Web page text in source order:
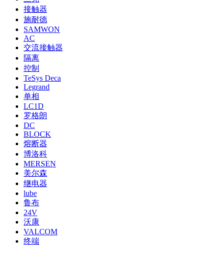
接触器
施耐德
SAMWON
AC
交流接触器
隔离
控制
TeSys Deca
Legrand
单相
LC1D
罗格朗
DC
BLOCK
熔断器
博洛科
MERSEN
美尔森
继电器
lube
鲁布
24V
沃康
VALCOM
终端